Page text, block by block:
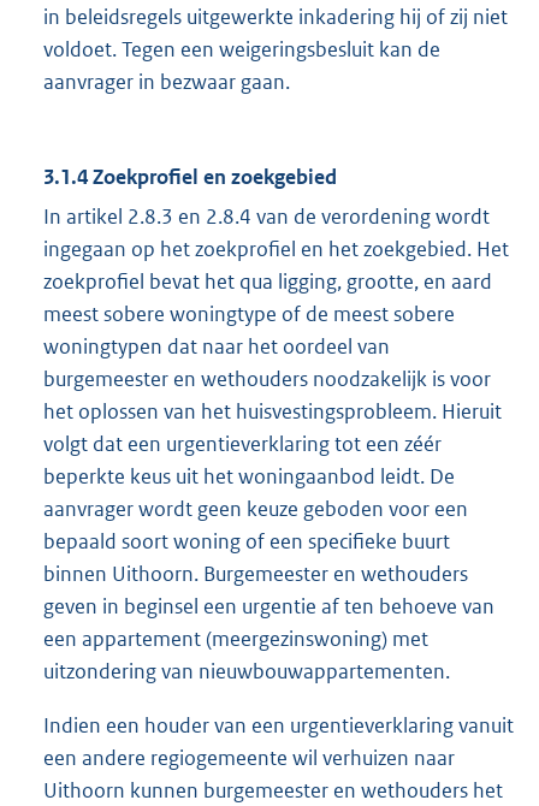
in beleidsregels uitgewerkte inkadering hij of zij niet
voldoet. Tegen een weigeringsbesluit kan de
aanvrager in bezwaar gaan.
3.1.4 Zoekprofiel en zoekgebied
In artikel 2.8.3 en 2.8.4 van de verordening wordt
ingegaan op het zoekprofiel en het zoekgebied. Het
zoekprofiel bevat het qua ligging, grootte, en aard
meest sobere woningtype of de meest sobere
woningtypen dat naar het oordeel van
burgemeester en wethouders noodzakelijk is voor
het oplossen van het huisvestingsprobleem. Hieruit
volgt dat een urgentieverklaring tot een zéér
beperkte keus uit het woningaanbod leidt. De
aanvrager wordt geen keuze geboden voor een
bepaald soort woning of een specifieke buurt
binnen Uithoorn. Burgemeester en wethouders
geven in beginsel een urgentie af ten behoeve van
een appartement (meergezinswoning) met
uitzondering van nieuwbouwappartementen.
Indien een houder van een urgentieverklaring vanuit
een andere regiogemeente wil verhuizen naar
Uithoorn kunnen burgemeester en wethouders het